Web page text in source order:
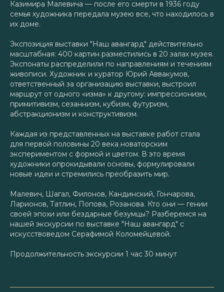
Казимира Малевича — после его смерти в 1936 году
семья художника передала музею все, что находилось в
их доме.
Экспозиция выставки "Наш авангард" действительно
масштабная: 400 картин разместились в 20 залах музея.
Экспонаты распределили по направлениям и течениям
живописи. Художник и куратор Юрий Аввакумов,
ответственный за организацию выставки, выстроил
маршрут от одного «изма» к другому: импрессионизм,
примитивизм, сезаннизм, кубизм, футуризм,
абстракционизм и конструктивизм.
Каждая из представленных на выставке работ стала
для первой половины 20 века новаторским
экспериментом с формой и цветом. В это время
художники опрокидывали основы, формулировали
новые идеи и стремились преобразить мир.
Малевич, Шагал, Филонов, Кандинский, Гончарова,
Ларионов, Татлин, Попова, Розанова. Кто они — гении
своей эпохи или бездарные безумцы? Разберемся на
нашей экскурсии по выставке "Наш авангард" с
искусствоведом Серафимой Коломейцевой.
Продолжительность экскурсии 1 час 30 минут